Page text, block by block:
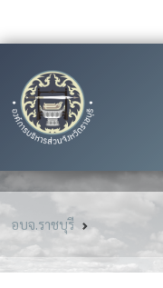
อบจ.ราชบุรี